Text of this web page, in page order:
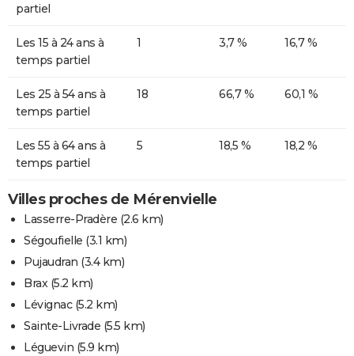
partiel
Les 15 à 24 ans à
temps partiel
1 3,7 % 16,7 %
Les 25 à 54 ans à
temps partiel
18 66,7 % 60,1 %
Les 55 à 64 ans à
temps partiel
5 18,5 % 18,2 %
Villes proches de Mérenvielle
Lasserre-Pradère (2.6 km)
Ségoufielle (3.1 km)
Pujaudran (3.4 km)
Brax(5.2 km)
Lévignac(5.2 km)
Sainte-Livrade (5.5 km)
Léguevin (5.9 km)